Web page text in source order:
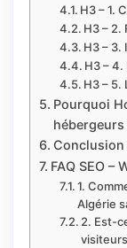
H3 – 1.
H3 – 2.
H3 – 3.
H3 –
H3 – 5.
Pourquoi
Conclusion
FAQ SEO –
1.
Algérie
2. Est-